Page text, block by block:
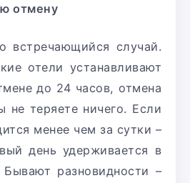
отмену
встречающийся случай.
отели устанавливают
до 24 часов, отмена
не теряете ничего. Если
менее чем за сутки –
день удерживается в
разновидности –